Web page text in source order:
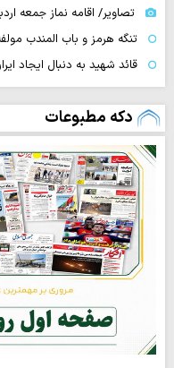
تصاویر/ اقامه نماز جمعه
تنگه‌ هرمز و باب المندب
قائد شهید به دنبال ایجاد
دکه مطبوعات